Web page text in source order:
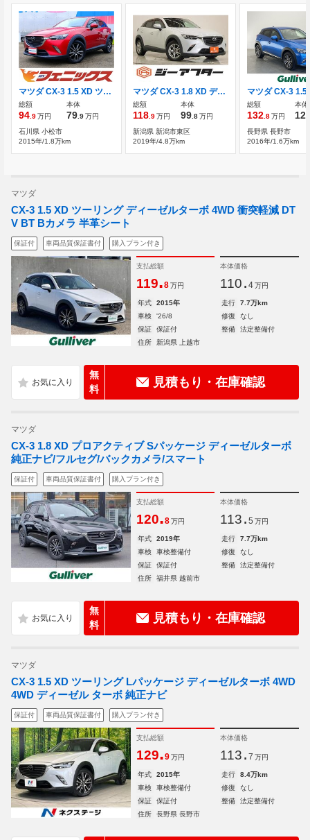
マツダ CX-3 1.5 XD ツーリング ディーゼルターボ 4WD 4WD ディーゼル 試乗OK
総額
94.9万円
本体
79.9万円
石川県 小松市
2015年/1.8万km
マツダ CX-3 1.8 XD ディーゼルターボ
総額
118.9万円
本体
99.8万円
新潟県 新潟市東区
2019年/4.8万km
総額
132.8万円
本体
長野県 長野市
2016年/1.6万km
マツダ
CX-3 1.5 XD ツーリング ディーゼルターボ 4WD 衝突軽減 DT
V BT Bカメラ 半革シート
保証付 車両品質保証書付 購入プラン付き
支払総額
119.8 万円
本体価格
110. 4 万円
年式 2015年 走行
7.7万km
車検
'26/8 修復
なし
保証
保証付 整備
法定整備付
住所
新潟県 上越市
無
料
見積もり・在庫確認
マツダ
CX-3 1.8 XD プロアクティブ Sパッケージ ディーゼルターボ
純正ナビ/フルセグ/バックカメラ/スマート
保証付 車両品質保証書付 購入プラン付き
支払総額
120.8 万円
本体価格
113. 5 万円
年式 2019年 走行
7.7万km
車検
車検整備付 修復
なし
保証
保証付 整備
法定整備付
住所
福井県 越前市
無
料
見積もり・在庫確認
マツダ
CX-3 1.5 XD ツーリング Lパッケージ ディーゼルターボ 4WD
4WD ディーゼル ターボ 純正ナビ
保証付 車両品質保証書付 購入プラン付き
支払総額
129.9 万円
本体価格
113. 7 万円
年式 2015年 走行
8.4万km
車検
車検整備付 修復
なし
保証
保証付 整備
法定整備付
住所
長野県 長野市